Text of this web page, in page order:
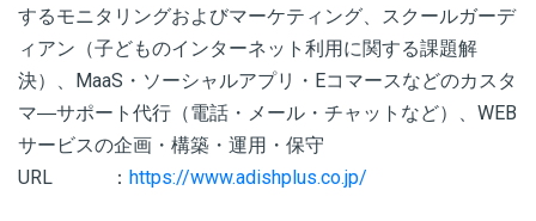
するモニタリングおよびマーケティング、スクールガーデ
ィアン（子どものインターネット利用に関する課題解
決）、MaaS・ソーシャルアプリ・Eコマースなどのカスタ
マ―サポート代行（電話・メール・チャットなど）、WEB
サービスの企画・構築・運用・保守
URL ： https://www.adishplus.co.jp/